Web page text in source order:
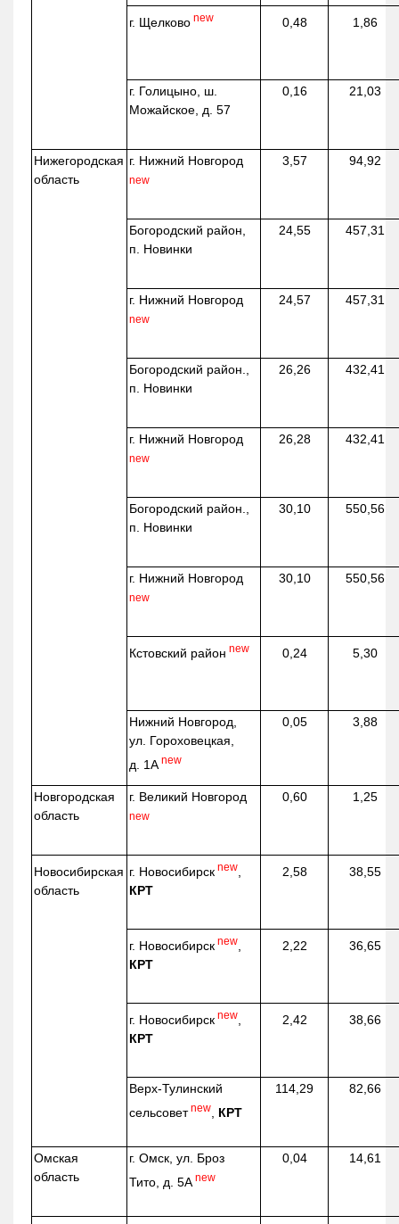
г. Щелково new 0,48 1,86
г. Голицыно, ш.
Можайское, д. 57
0,16 21,03
Нижегородская
область
г. Нижний Новгород
new
3,57 94,92
Богородский район,
п. Новинки
24,55 457,31
г. Нижний Новгород
new
24,57 457,31
Богородский район.,
п. Новинки
26,26 432,41
г. Нижний Новгород
new
26,28 432,41
Богородский район.,
п. Новинки
30,10 550,56
г. Нижний Новгород
new
30,10 550,56
Кстовский район new 0,24 5,30
Нижний Новгород,
ул. Гороховецкая,
д. 1А new
0,05 3,88
Новгородская
область
г. Великий Новгород
new
0,60 1,25
Новосибирская
область
г. Новосибирск new
КРТ
2,58 38,55
г. Новосибирск new
КРТ
2,22 36,65
г. Новосибирск new
КРТ
2,42 38,66
Верх-Тулинский
сельсовет new КРТ
114,29 82,66
Омская
область
г. Омск, ул. Броз
Тито, д. 5А new
0,04 14,61